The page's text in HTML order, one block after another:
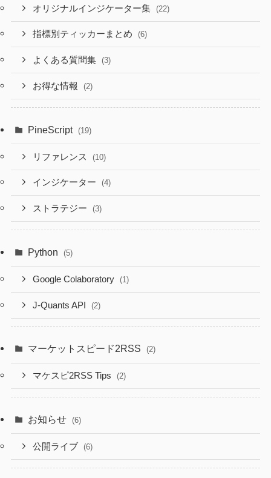
オリジナルインジケーター集 (22)
指標別ティッカーまとめ (6)
よくある質問集 (3)
お得な情報 (2)
PineScript (19)
リファレンス (10)
インジケーター (4)
ストラテジー (3)
Python (5)
Google Colaboratory (1)
J-Quants API (2)
マーケットスピード2RSS (2)
マケスピ2RSS Tips (2)
お知らせ (6)
公開ライブ (6)